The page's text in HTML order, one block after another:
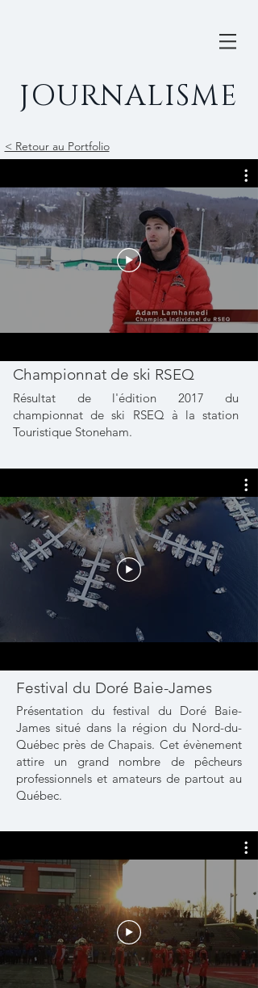
JOURNALISME
< Retour au Portfolio
Championnat de ski RSEQ
Résultat de l'édition 2017 du
championnat de ski RSEQ à la station
Touristique Stoneham.
Festival du Doré Baie-James
Présentation du festival du Doré Baie-
James situé dans la région du Nord-du-
Québec près de Chapais. Cet évènement
attire un grand nombre de pêcheurs
professionnels et amateurs de partout au
Québec.